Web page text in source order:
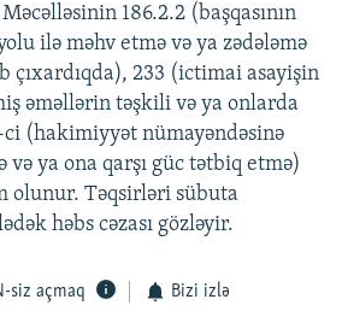
186.2.2 (başqasının
ilə məhv etmə və ya zədələmə
çıxardıqda), 233 (ictimai asayişin
əməllərin təşkili və ya onlarda
ci (hakimiyyət nümayəndəsinə
və ya ona qarşı güc tətbiq etmə)
olunur. Təqsirləri sübuta
həbs cəzası gözləyir.
siz açmaq Bizi izlə